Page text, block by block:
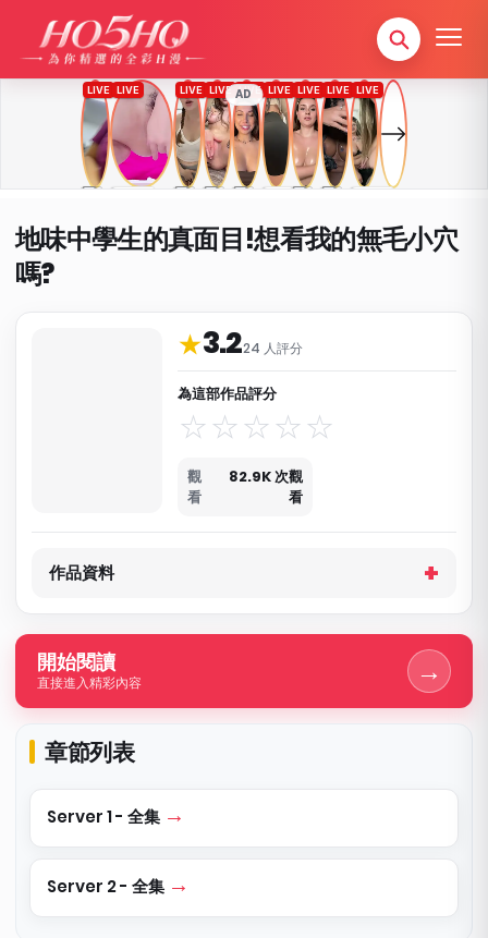
AD
地味中學生的真面目!想看我的無毛小穴
嗎?
★3.224 人評分
為這部作品評分
觀
看
82.9K 次觀
看
作品資料與分類
作品資料
開始閱讀
直接進入精彩內容 →
章節列表
Server 1 - 全集
Server 2 - 全集